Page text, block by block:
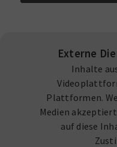
Externe
Inhalte
Plattformen.
Medien
auf diese